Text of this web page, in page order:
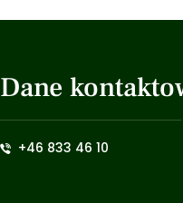
Dane
+46 833 46 10